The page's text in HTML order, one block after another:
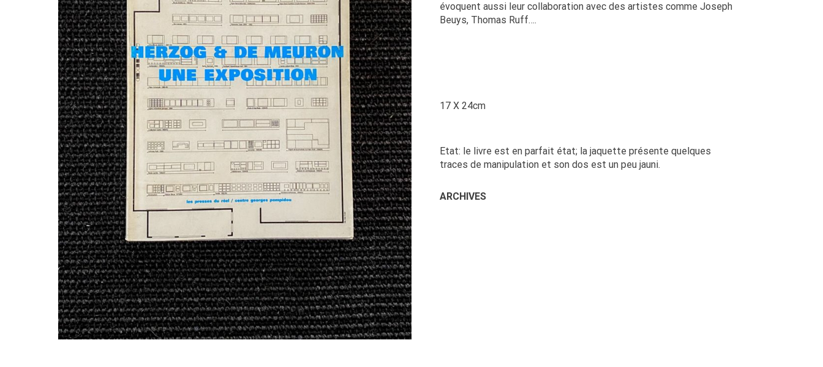
évoquent aussi leur collaboration avec des artistes comme Joseph
Beuys, Thomas Ruff….
17 X 24cm
Etat: le livre est en parfait état; la jaquette présente quelques
traces de manipulation et son dos est un peu jauni.
ARCHIVES